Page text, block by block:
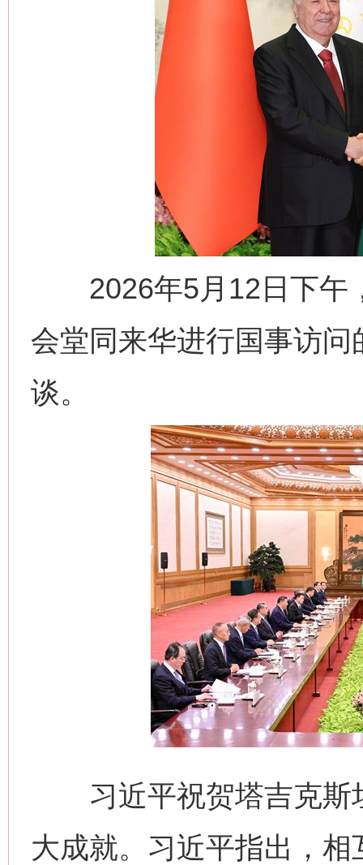
2026年5月12日下午
会堂同来华进行国事访
谈。
习近平祝贺塔吉克斯
大成就。习近平指出，